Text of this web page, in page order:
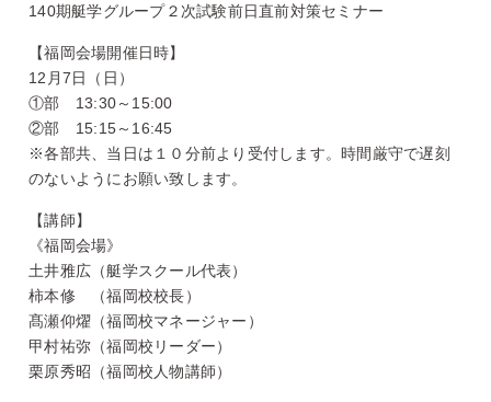
140期艇学グループ２次試験前日直前対策セミナー
【福岡会場開催日時】
12月7日（日）
①部 13:30～15:00
②部 15:15～16:45
※各部共、当日は１０分前より受付します。時間厳守で遅刻
のないようにお願い致します。
【講師】
《福岡会場》
土井雅広（艇学スクール代表）
柿本修 （福岡校校長）
髙瀬仰燿（福岡校マネージャー）
甲村祐弥（福岡校リーダー）
栗原秀昭（福岡校人物講師）